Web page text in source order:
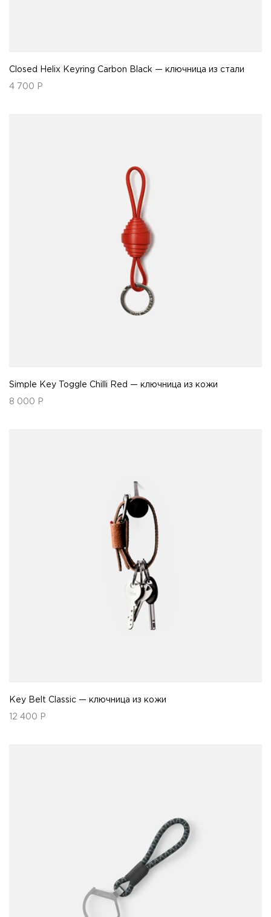
Closed Helix Keyring Carbon Black — ключница из стали
4 700 Р
Simple Key Toggle Chilli Red — ключница из кожи
8 000 Р
Key Belt Classic — ключница из кожи
12 400 Р